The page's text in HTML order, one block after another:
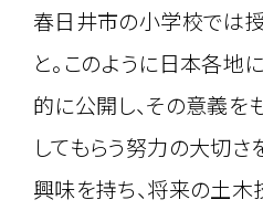
春日井市の小学校では
と。このように日本各地
的に公開し、その意義を
してもらう努力の大切さ
興味を持ち、将来の土